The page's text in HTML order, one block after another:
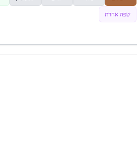
שפה אחרת